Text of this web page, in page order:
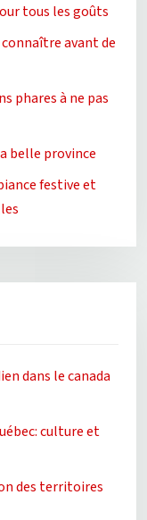
tous les goûts
avant de
phares à ne pas
belle province
festive et
dans le canada
culture et
des territoires